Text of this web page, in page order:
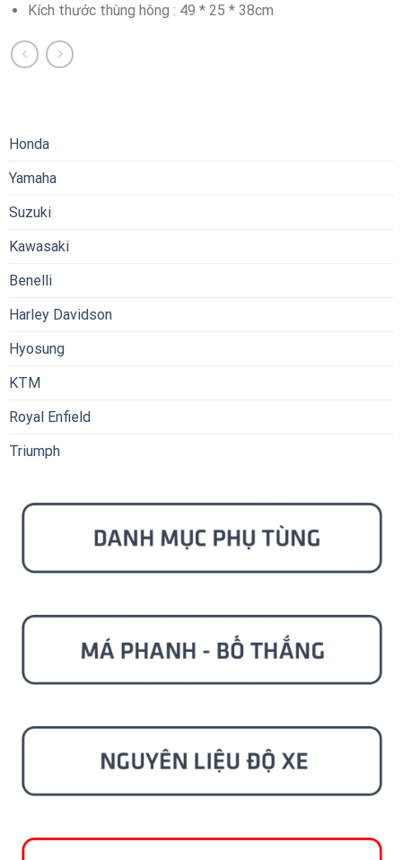
Kích thước thùng hông : 49 * 25 * 38cm
Honda
Yamaha
Suzuki
Kawasaki
Benelli
Harley Davidson
Hyosung
KTM
Royal Enfield
Triumph